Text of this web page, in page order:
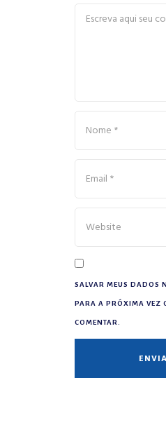
SALVAR MEUS DADOS
PARA A PRÓXIMA VEZ
COMENTAR.